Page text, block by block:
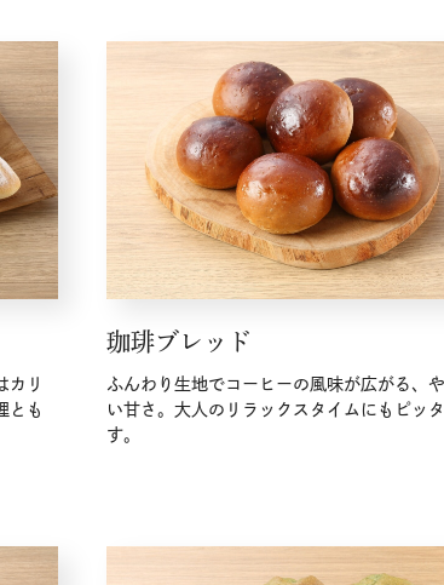
カリ
とも
珈琲ブレッド
ふんわり生地でコーヒーの風味が広がる、
い甘さ。大人のリラックスタイムにもピッ
す。